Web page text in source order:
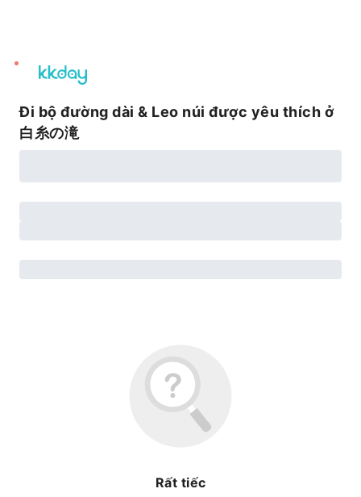
unread
notifications
Đi bộ đường dài & Leo núi được yêu thích ở
白糸の滝
Rất tiếc